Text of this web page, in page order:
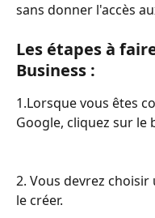
sans donner l'accès
Les étapes à
Business :
1.Lorsque vous êtes
Google, cliquez sur
2. Vous devrez
le créer.